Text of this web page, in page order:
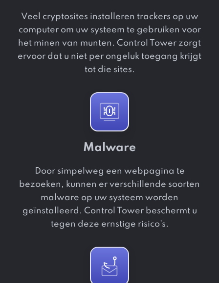
Veel cryptosites installeren trackers op uw
computer om uw systeem te gebruiken voor
het minen van munten. Control Tower zorgt
ervoor dat u niet per ongeluk toegang krijgt
tot die sites.
Malware
Door simpelweg een webpagina te
bezoeken, kunnen er verschillende soorten
malware op uw systeem worden
geïnstalleerd. Control Tower beschermt u
tegen deze ernstige risico's.